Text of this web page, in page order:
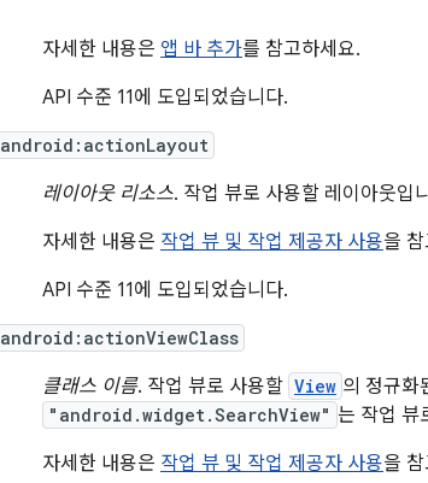
자세한 내용은 앱 바 추가를 참고하세요.
API 수준 11에 도입되었습니다.
android:actionLayout
레이아웃 리소스. 작업 뷰로 사용할 레이아웃입
자세한 내용은 작업 뷰 및 작업 제공자 사용을
API 수준 11에 도입되었습니다.
android:actionViewClass
클래스 이름. 작업 뷰로 사용할 View 의 정규화
"android.widget.SearchView" 는 작업 뷰
자세한 내용은 작업 뷰 및 작업 제공자 사용을